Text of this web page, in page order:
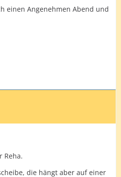
einen Angenehmen Abend und
Reha.
die hängt aber auf einer